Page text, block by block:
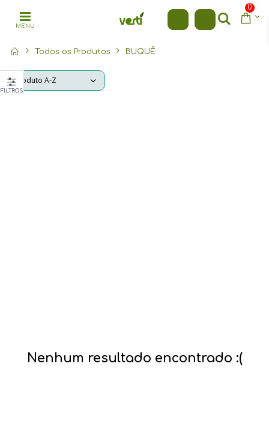
MENU
0
Todos os Produtos BUQUÊ
Nenhum resultado encontrado :(
FILTROS